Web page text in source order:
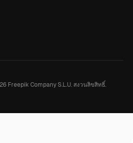
Freepik Company S.L.U. สงวนลิขสิทธิ์.